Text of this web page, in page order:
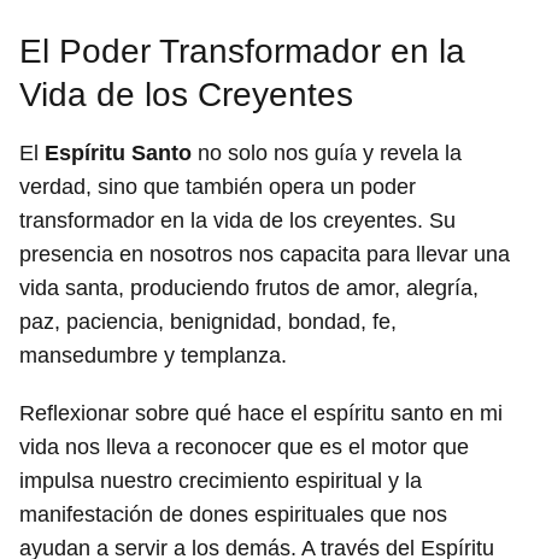
El Poder Transformador en la
Vida de los Creyentes
El Espíritu Santo no solo nos guía y revela la
verdad, sino que también opera un poder
transformador en la vida de los creyentes. Su
presencia en nosotros nos capacita para llevar una
vida santa, produciendo frutos de amor, alegría,
paz, paciencia, benignidad, bondad, fe,
mansedumbre y templanza.
Reflexionar sobre qué hace el espíritu santo en mi
vida nos lleva a reconocer que es el motor que
impulsa nuestro crecimiento espiritual y la
manifestación de dones espirituales que nos
ayudan a servir a los demás. A través del Espíritu